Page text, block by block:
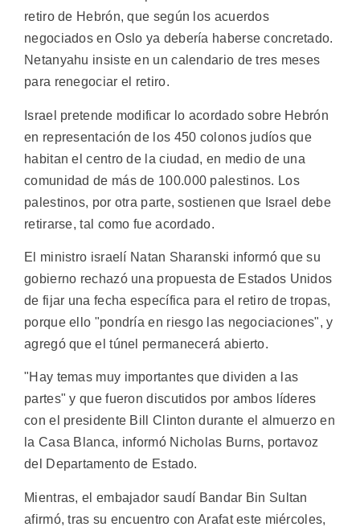
retiro de Hebrón, que según los acuerdos
negociados en Oslo ya debería haberse concretado.
Netanyahu insiste en un calendario de tres meses
para renegociar el retiro.
Israel pretende modificar lo acordado sobre Hebrón
en representación de los 450 colonos judíos que
habitan el centro de la ciudad, en medio de una
comunidad de más de 100.000 palestinos. Los
palestinos, por otra parte, sostienen que Israel debe
retirarse, tal como fue acordado.
El ministro israelí Natan Sharanski informó que su
gobierno rechazó una propuesta de Estados Unidos
de fijar una fecha específica para el retiro de tropas,
porque ello "pondría en riesgo las negociaciones", y
agregó que el túnel permanecerá abierto.
"Hay temas muy importantes que dividen a las
partes" y que fueron discutidos por ambos líderes
con el presidente Bill Clinton durante el almuerzo en
la Casa Blanca, informó Nicholas Burns, portavoz
del Departamento de Estado.
Mientras, el embajador saudí Bandar Bin Sultan
afirmó, tras su encuentro con Arafat este miércoles,